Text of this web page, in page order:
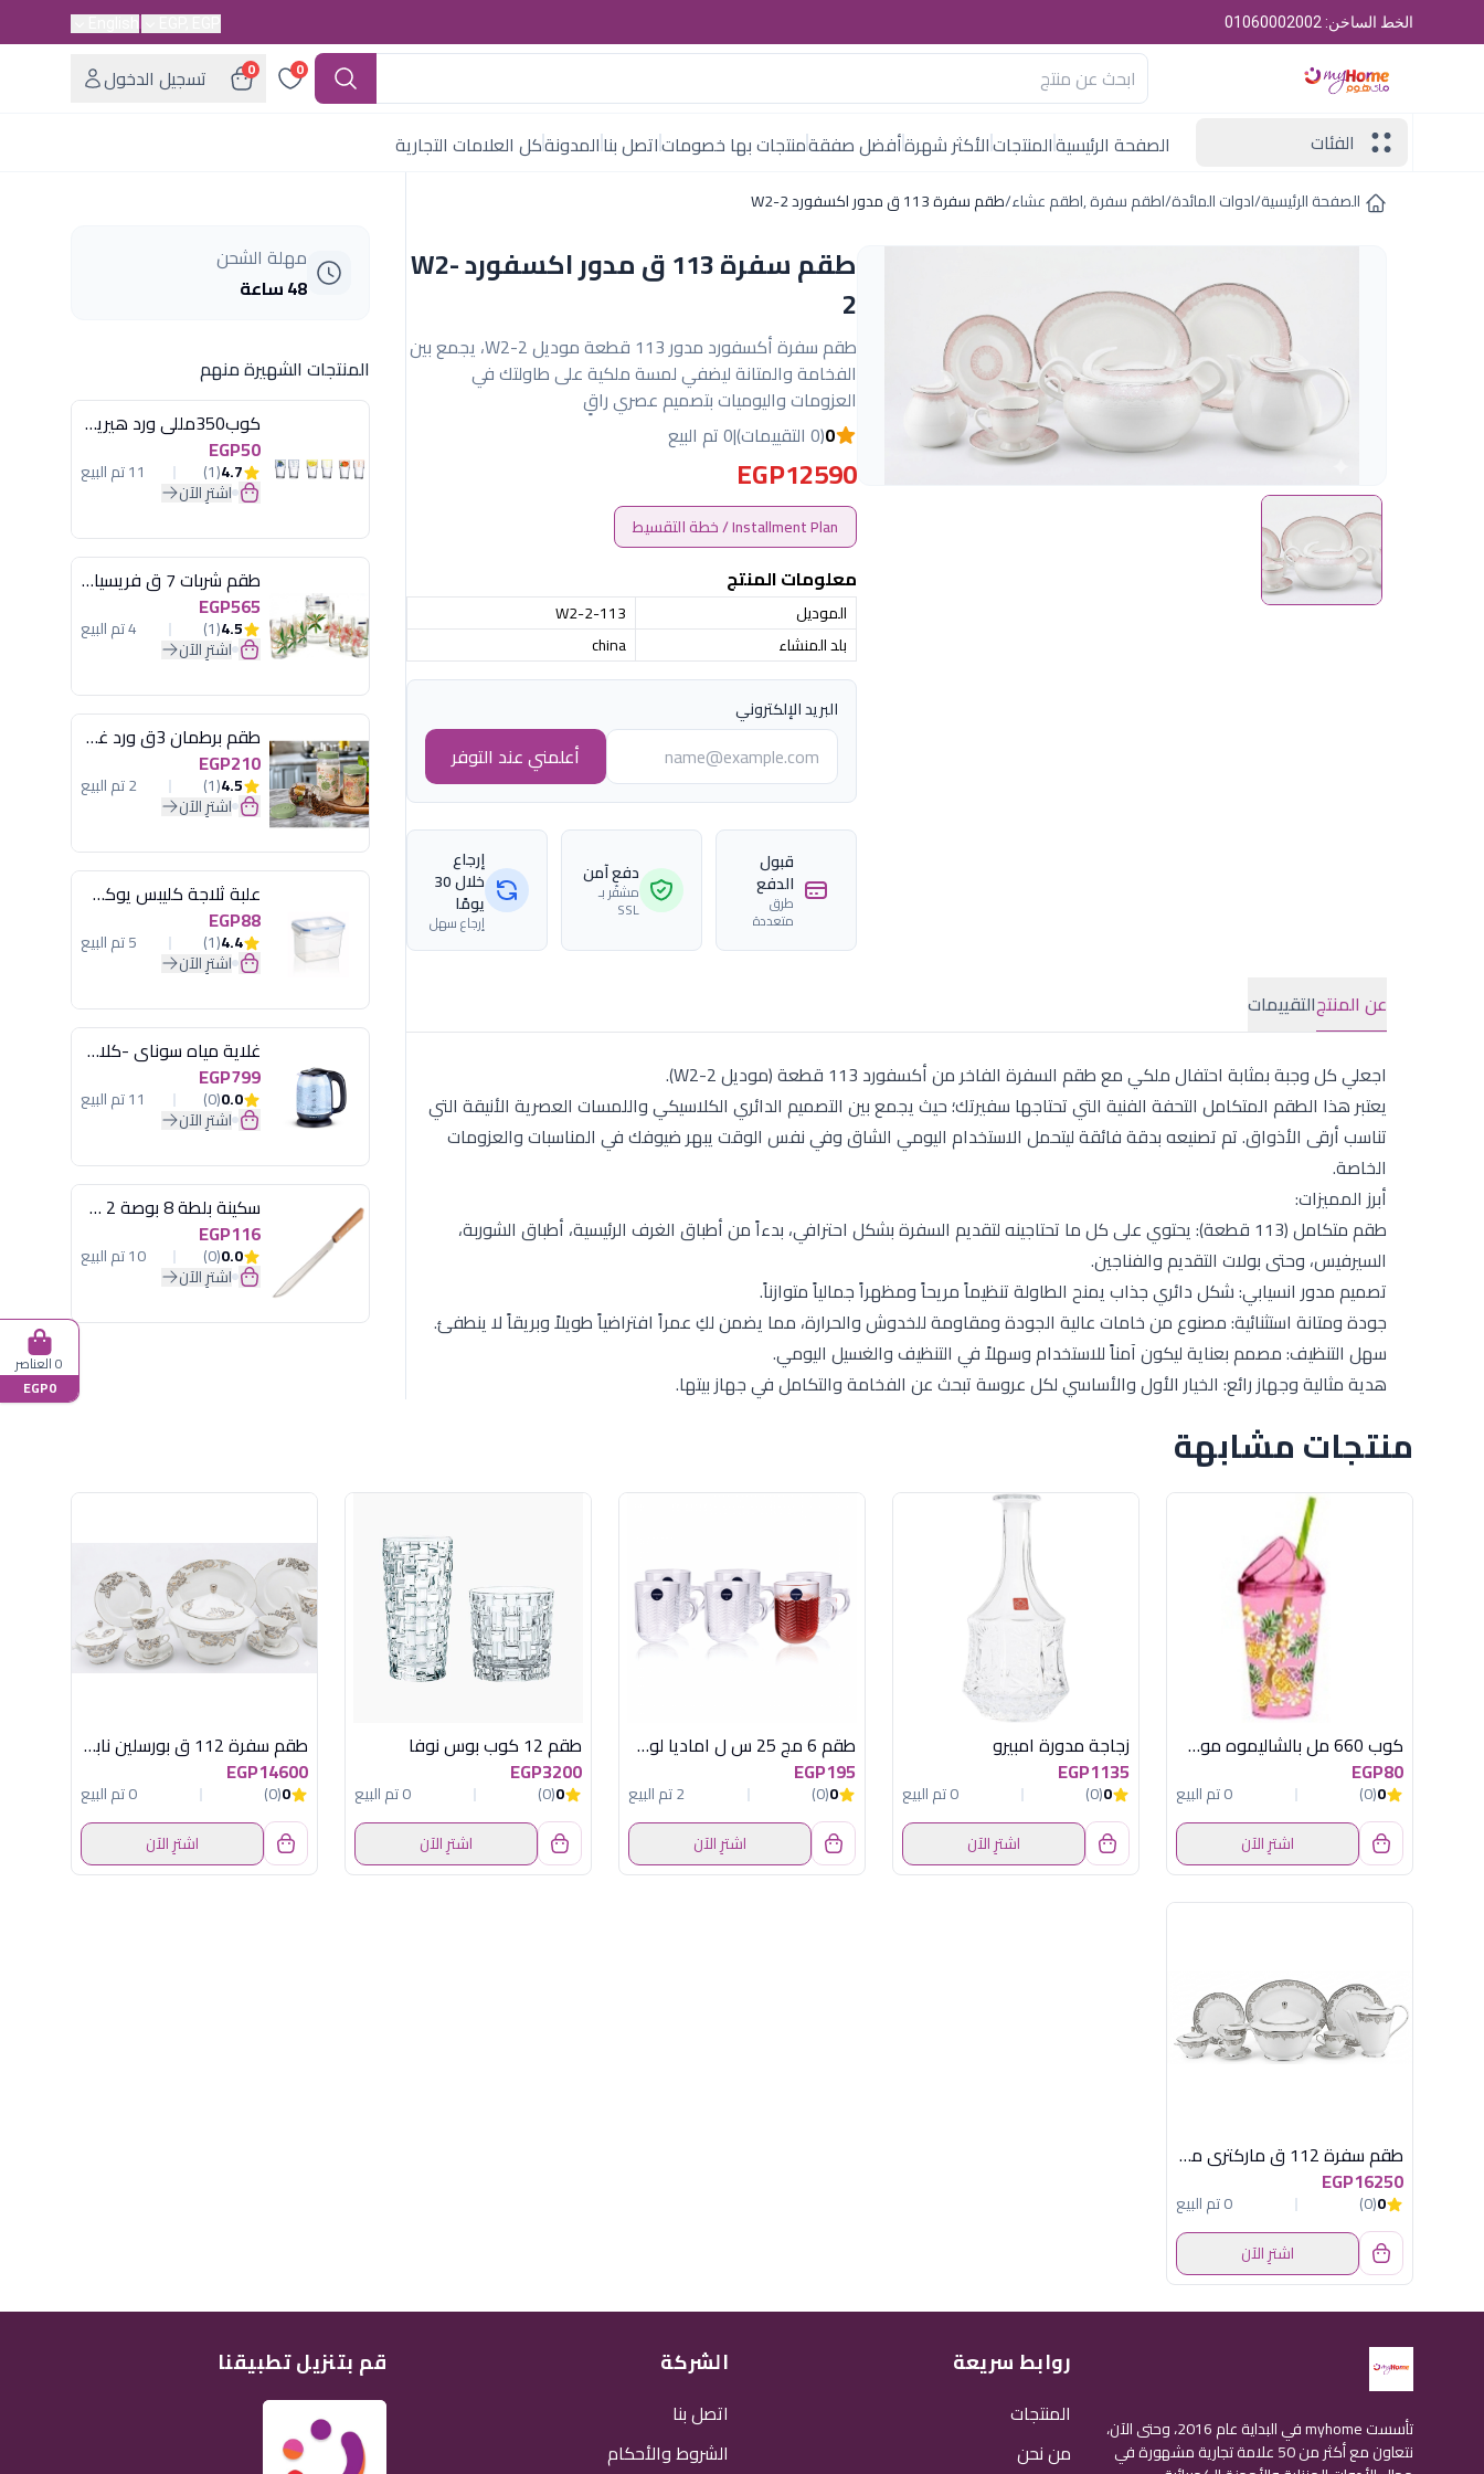
الخط الساخن: 01060002002
0
0
تسجيل الدخول
الفئات
الصفحة الرئيسيةالمنتجاتالأكثر شهرةأفضل صفقةمنتجات بها خصوماتاتصل بناالمدونةكل العلامات التجارية
الصفحة الرئيسية/ادوات المائدة/اطقم سفرة ,اطقم عشاء/طقم سفرة 113 ق مدور اكسفورد W2-2
طقم سفرة 113 ق مدور اكسفورد W2-
2
طقم سفرة أكسفورد مدور 113 قطعة موديل W2-2، يجمع بين
الفخامة والمتانة ليضفي لمسة ملكية على طاولتك في
العزومات واليوميات بتصميم عصري راقٍ
0(0 التقييمات) |0 تم البيع
EGP12590
Installment Plan / خطة التقسيط
معلومات المنتج
الموديل
W2-2-113
بلد المنشاء
china
البريد الإلكتروني
أعلمني عند التوفر
قبول
الدفع
طرق
متعددة
دفع آمن
مشفّر بـ
SSL
إرجاع
خلال 30
يومًا
إرجاع سهل
عن المنتجالتقييمات
اجعلي كل وجبة بمثابة احتفال ملكي مع طقم السفرة الفاخر من أكسفورد 113 قطعة (موديل W2-2).
يعتبر هذا الطقم المتكامل التحفة الفنية التي تحتاجها سفيرتك؛ حيث يجمع بين التصميم الدائري الكلاسيكي واللمسات العصرية الأنيقة التي
تناسب أرقى الأذواق. تم تصنيعه بدقة فائقة ليتحمل الاستخدام اليومي الشاق وفي نفس الوقت يبهر ضيوفك في المناسبات والعزومات
الخاصة.
أبرز المميزات:
طقم متكامل (113 قطعة): يحتوي على كل ما تحتاجينه لتقديم السفرة بشكل احترافي، بدءاً من أطباق الغرف الرئيسية، أطباق الشوربة،
السيرفيس، وحتى بولات التقديم والفناجين.
تصميم مدور انسيابي: شكل دائري جذاب يمنح الطاولة تنظيماً مريحاً ومظهراً جمالياً متوازناً.
جودة ومتانة استثنائية: مصنوع من خامات عالية الجودة ومقاومة للخدوش والحرارة، مما يضمن لكِ عمراً افتراضياً طويلاً وبريقاً لا ينطفئ.
سهل التنظيف: مصمم بعناية ليكون آمناً للاستخدام وسهلاً في التنظيف والغسيل اليومي.
هدية مثالية وجهاز رائع: الخيار الأول والأساسي لكل عروسة تبحث عن الفخامة والتكامل في جهاز بيتها.
مهلة الشحن
48 ساعة
المنتجات الشهيرة منهم
كوب350مللى ورد هيريفين
EGP50
4.7
(1) 11 تم البيع
اشترِ الآن
طقم شربات 7 ق فريسيا لومينارك
EGP565
4.5
(1) 4 تم البيع
اشترِ الآن
طقم برطمان 3ق ورد غطاء مينت جرين هيريفين
EGP210
4.5
(1) 2 تم البيع
اشترِ الآن
علبة ثلاجة كليبس يوكسان
EGP88
4.4
(1) 5 تم البيع
اشترِ الآن
غلاية مياه سوناي -كلاسيك 2200 وات، 1.7 لتر زجاج اضائة ليد - MAR-3752
EGP799
0.0
(0) 11 تم البيع
اشترِ الآن
سكينة بلطة 8 بوصة 2 مسمار
EGP116
0.0
(0) 10 تم البيع
اشترِ الآن
منتجات مشابهة
كوب 660 مل بالشاليموه موف هيريفين
EGP80
0
(0)
0 تم البيع
اشترِ الآن
زجاجة مدورة امبيرو
EGP1135
0
(0)
0 تم البيع
اشترِ الآن
طقم 6 مج 25 س ل اماديا لومينارك اماراتي
EGP195
0
(0)
2 تم البيع
اشترِ الآن
طقم 12 كوب بوس نوفا
EGP3200
0
(0)
0 تم البيع
اشترِ الآن
طقم سفرة 112 ق بورسلين نابولى فضى*ذهبى
EGP14600
0
(0)
0 تم البيع
اشترِ الآن
طقم سفرة 112 ق ماركتري ميرال كنار بلاتين
EGP16250
0
(0)
0 تم البيع
اشترِ الآن
تأسست myhome في البداية عام 2016، وحتى الآن،
نتعاون مع أكثر من 50 علامة تجارية مشهورة في
روابط سريعة
المنتجات
من نحن
الشركة
اتصل بنا
الشروط والأحكام
قم بتنزيل تطبيقنا
0 العناصر
EGP0